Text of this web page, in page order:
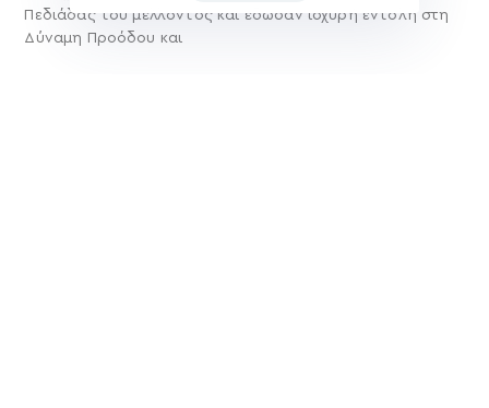
Πεδιάδας του μέλλοντος και έδωσαν ισχυρή εντολή στη
Δύναμη Προόδου και